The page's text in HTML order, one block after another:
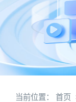
当前位置： 首页